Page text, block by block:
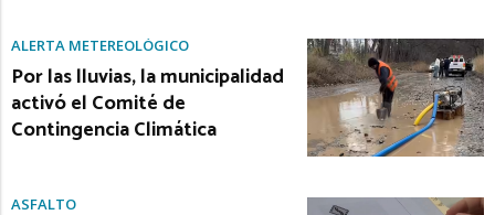
ALERTA METEREOLÓGICO
Por las lluvias, la municipalidad
activó el Comité de
Contingencia Climática
ASFALTO